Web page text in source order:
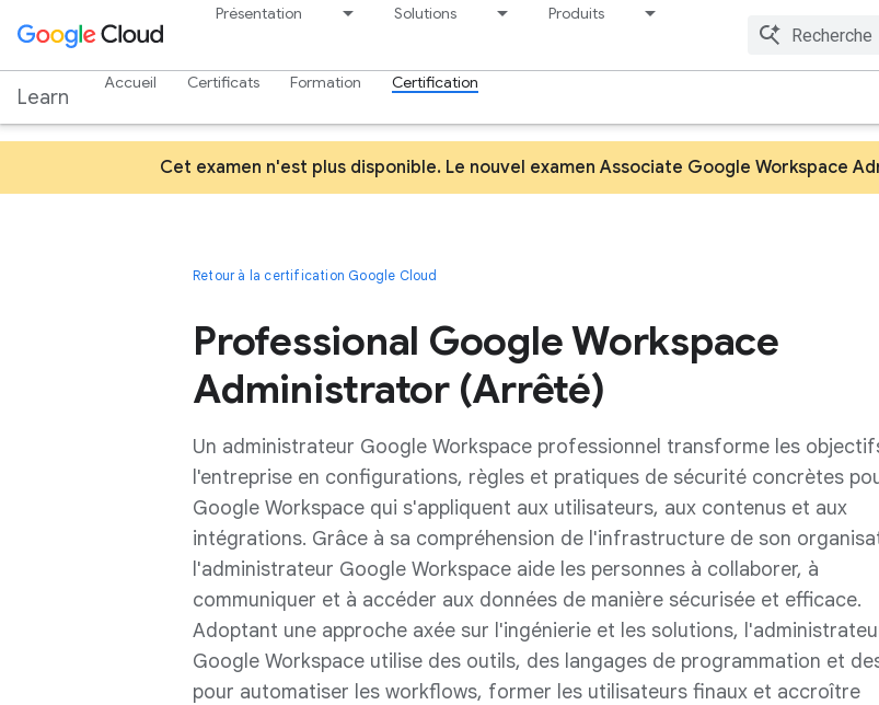
Présentation Solutions Produits
Learn
Accueil Certificats Formation
Certification
Cet examen n'est plus disponible. Le nouvel examen Associate Google Workspace
Retour à la certification Google Cloud
Professional Google Workspace
Administrator (Arrêté)
Un administrateur Google Workspace professionnel transforme les
l'entreprise en configurations, règles et pratiques de sécurité concrètes
Google Workspace qui s'appliquent aux utilisateurs, aux contenus et aux
intégrations. Grâce à sa compréhension de l'infrastructure de son
l'administrateur Google Workspace aide les personnes à collaborer, à
communiquer et à accéder aux données de manière sécurisée et efficace.
Adoptant une approche axée sur l'ingénierie et les solutions,
Google Workspace utilise des outils, des langages de programmation et
pour automatiser les workflows, former les utilisateurs finaux et accroître